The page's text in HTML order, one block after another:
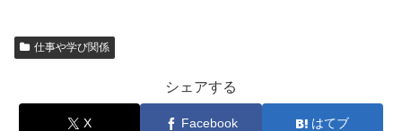
仕事や学び関係
シェアする
X Facebook はてブ